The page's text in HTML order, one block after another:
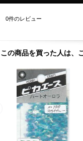
0件のレビュー
この商品を買った人は、